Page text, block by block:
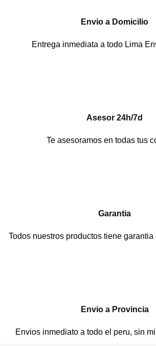
Envio a Domicilio
Entrega inmediata a todo Lima
Asesor 24h/7d
Te asesoramos en todas tus
Garantia
Todos nuestros productos tiene garantia
Envio a Provincia
Envios inmediato a todo el peru, sin